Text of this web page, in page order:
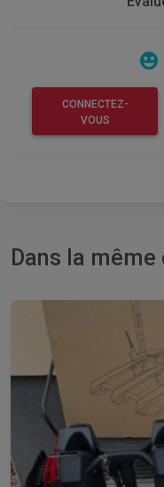
CONNECTEZ-
VOUS
Dans la